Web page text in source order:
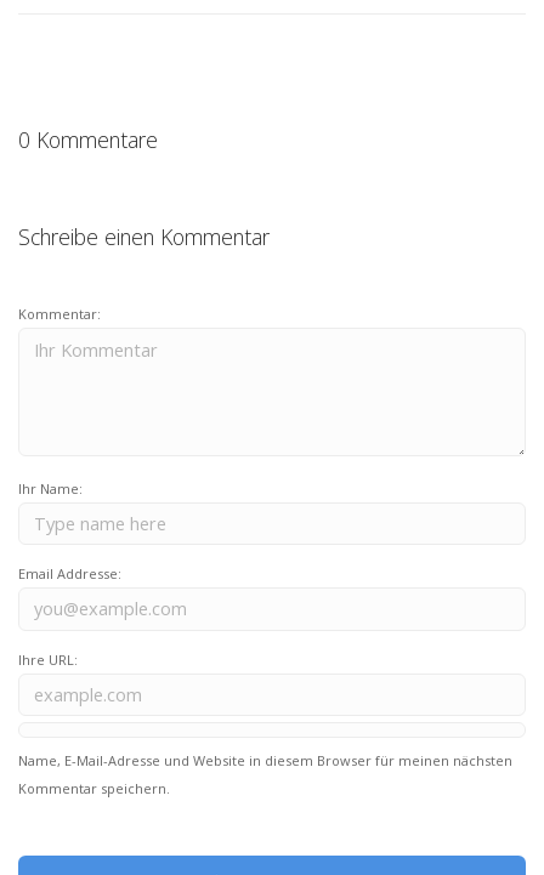
0 Kommentare
Schreibe einen Kommentar
Kommentar:
Ihr Name:
Email Addresse:
Ihre URL:
Name, E-Mail-Adresse und Website in diesem Browser für meinen nächsten
Kommentar speichern.